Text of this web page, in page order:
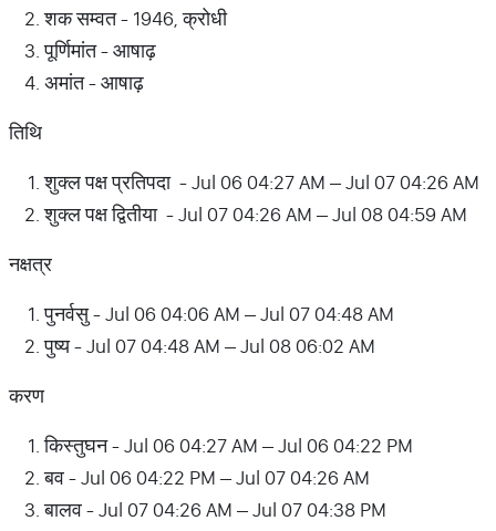
शक सम्वत - 1946, क्रोधी
पूर्णिमांत - आषाढ़
अमांत - आषाढ़
तिथि
शुक्ल पक्ष प्रतिपदा - Jul 06 04:27 AM – Jul 07 04:26 AM
शुक्ल पक्ष द्वितीया - Jul 07 04:26 AM – Jul 08 04:59 AM
नक्षत्र
पुनर्वसु - Jul 06 04:06 AM – Jul 07 04:48 AM
पुष्य - Jul 07 04:48 AM – Jul 08 06:02 AM
करण
किस्तुघन - Jul 06 04:27 AM – Jul 06 04:22 PM
बव - Jul 06 04:22 PM – Jul 07 04:26 AM
बालव - Jul 07 04:26 AM – Jul 07 04:38 PM